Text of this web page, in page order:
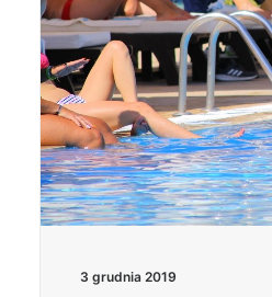
3 grudnia 2019